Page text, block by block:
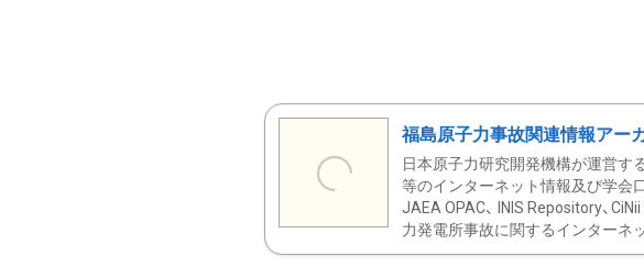
福島原子力事故関連情報アー
日本原子力研究開発機構が運営す
等のインターネット情報及び学会
JAEA OPAC、 INIS Repository、
力発電所事故に関するインターネッ